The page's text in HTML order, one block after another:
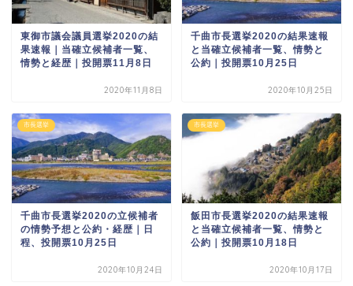
東御市議会議員選挙2020の結
果速報｜当確立候補者一覧、
情勢と経歴｜投開票11月8日
2020年11月8日
千曲市長選挙2020の結果速報
と当確立候補者一覧、情勢と
公約｜投開票10月25日
2020年10月25日
市長選挙
千曲市長選挙2020の立候補者
の情勢予想と公約・経歴｜日
程、投開票10月25日
2020年10月24日
市長選挙
飯田市長選挙2020の結果速報
と当確立候補者一覧、情勢と
公約｜投開票10月18日
2020年10月17日